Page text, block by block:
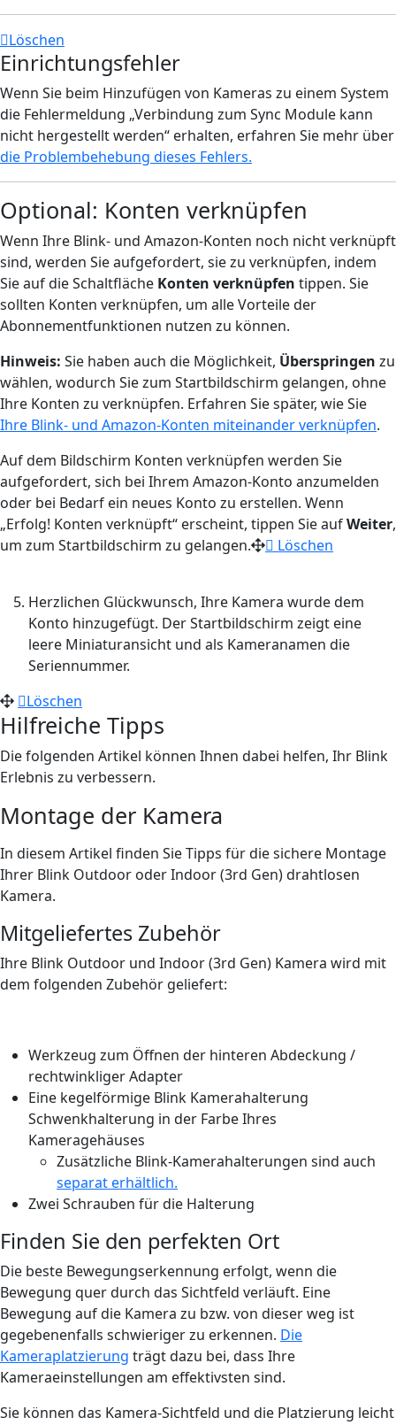
Löschen
Einrichtungsfehler
Wenn Sie beim Hinzufügen von Kameras zu einem System
die Fehlermeldung „Verbindung zum Sync Module kann
nicht hergestellt werden“ erhalten, erfahren Sie mehr über
die Problembehebung dieses Fehlers.
Optional: Konten verknüpfen
Wenn Ihre Blink- und Amazon-Konten noch nicht verknüpft
sind, werden Sie aufgefordert, sie zu verknüpfen, indem
Sie auf die Schaltfläche Konten verknüpfen tippen. Sie
sollten Konten verknüpfen, um alle Vorteile der
Abonnementfunktionen nutzen zu können.
Hinweis: Sie haben auch die Möglichkeit, Überspringen zu
wählen, wodurch Sie zum Startbildschirm gelangen, ohne
Ihre Konten zu verknüpfen. Erfahren Sie später, wie Sie
Ihre Blink- und Amazon-Konten miteinander verknüpfen.
Auf dem Bildschirm Konten verknüpfen werden Sie
aufgefordert, sich bei Ihrem Amazon-Konto anzumelden
oder bei Bedarf ein neues Konto zu erstellen. Wenn
„Erfolg! Konten verknüpft“ erscheint, tippen Sie aufWeiter,
um zum Startbildschirm zu gelangen.
Löschen
Herzlichen Glückwunsch, Ihre Kamera wurde dem
Konto hinzugefügt. Der Startbildschirm zeigt eine
leere Miniaturansicht und als Kameranamen die
Seriennummer.
Löschen
Hilfreiche Tipps
Die folgenden Artikel können Ihnen dabei helfen, Ihr Blink
Erlebnis zu verbessern.
Montage der Kamera
In diesem Artikel finden Sie Tipps für die sichere Montage
Ihrer Blink Outdoor oder Indoor (3rd Gen) drahtlosen
Kamera.
Mitgeliefertes Zubehör
Ihre Blink Outdoor und Indoor (3rd Gen) Kamera wird mit
dem folgenden Zubehör geliefert:
Werkzeug zum Öffnen der hinteren Abdeckung /
rechtwinkliger Adapter
Eine kegelförmige Blink Kamerahalterung
Schwenkhalterung in der Farbe Ihres
Kameragehäuses
Zusätzliche Blink-Kamerahalterungen sind auch
separat erhältlich.
Zwei Schrauben für die Halterung
Finden Sie den perfekten Ort
Die beste Bewegungserkennung erfolgt, wenn die
Bewegung quer durch das Sichtfeld verläuft. Eine
Bewegung auf die Kamera zu bzw. von dieser weg ist
gegebenenfalls schwieriger zu erkennen. Die
Kameraplatzierung trägt dazu bei, dass Ihre
Kameraeinstellungen am effektivsten sind.
Sie können das Kamera-Sichtfeld und die Platzierung leicht